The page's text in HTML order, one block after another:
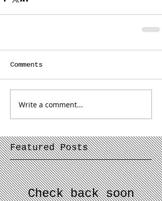
Comments
Write a comment...
Featured Posts
Check back soon